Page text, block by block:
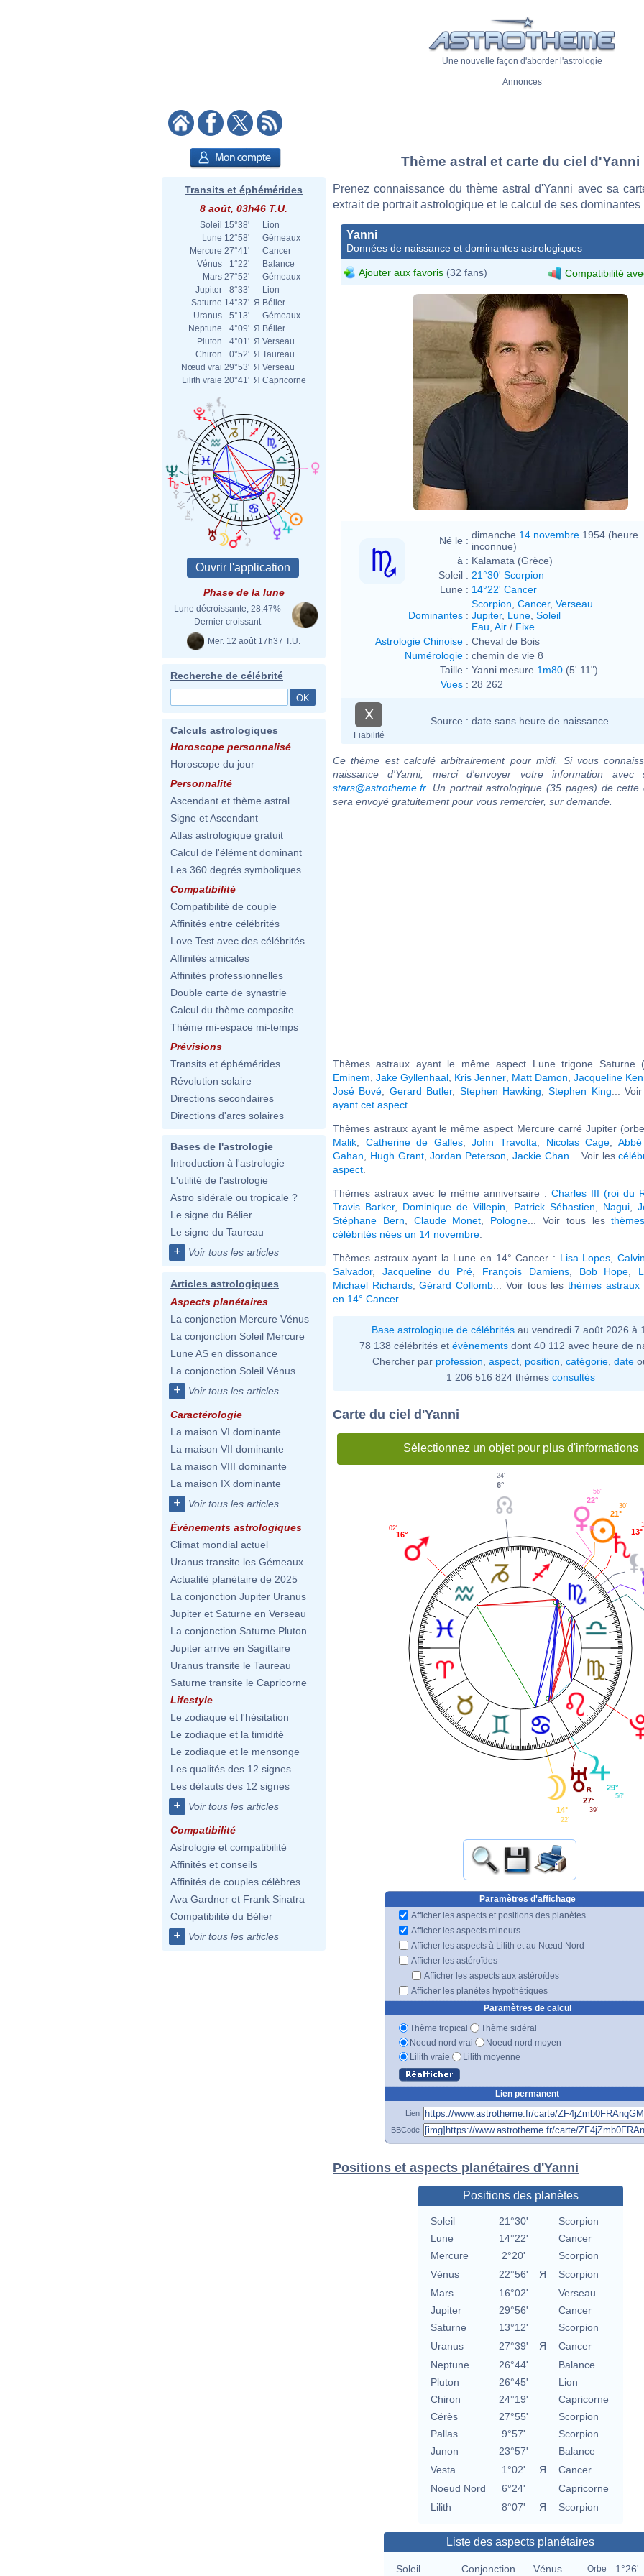
Une nouvelle façon d'aborder l'astrologie
Annonces
Transits et éphémérides
8 août, 03h46 T.U.
Soleil 15°38'
Lion
Lune 12°58'
Gémeaux
Mercure 27°41'
Cancer
Vénus
1°22'
Balance
Mars 27°52'
Gémeaux
Jupiter
8°33'
Lion
Saturne 14°37' Я Bélier
Uranus
5°13'
Gémeaux
Neptune
4°09' Я Bélier
Pluton
4°01' Я Verseau
Chiron
0°52' Я Taureau
Nœud vrai 29°53' Я Verseau
Lilith vraie 20°41' Я Capricorne
Phase de la lune
Lune décroissante, 28.47%
Dernier croissant
Mer. 12 août 17h37 T.U.
Recherche de célébrité
Calculs astrologiques
Horoscope personnalisé
Horoscope du jour
Personnalité
Ascendant et thème astral
Signe et Ascendant
Atlas astrologique gratuit
Calcul de l'élément dominant
Les 360 degrés symboliques
Compatibilité
Compatibilité de couple
Affinités entre célébrités
Love Test avec des célébrités
Affinités amicales
Affinités professionnelles
Double carte de synastrie
Calcul du thème composite
Thème mi-espace mi-temps
Prévisions
Transits et éphémérides
Révolution solaire
Directions secondaires
Directions d'arcs solaires
Bases de l'astrologie
Introduction à l'astrologie
L'utilité de l'astrologie
Astro sidérale ou tropicale ?
Le signe du Bélier
Le signe du Taureau
+ Voir tous les articles
Articles astrologiques
Aspects planétaires
La conjonction Mercure Vénus
La conjonction Soleil Mercure
Lune AS en dissonance
La conjonction Soleil Vénus
+ Voir tous les articles
Caractérologie
La maison VI dominante
La maison VII dominante
La maison VIII dominante
La maison IX dominante
+ Voir tous les articles
Évènements astrologiques
Climat mondial actuel
Uranus transite les Gémeaux
Actualité planétaire de 2025
La conjonction Jupiter Uranus
Jupiter et Saturne en Verseau
La conjonction Saturne Pluton
Jupiter arrive en Sagittaire
Uranus transite le Taureau
Saturne transite le Capricorne
Lifestyle
Le zodiaque et l'hésitation
Le zodiaque et la timidité
Le zodiaque et le mensonge
Les qualités des 12 signes
Les défauts des 12 signes
+ Voir tous les articles
Compatibilité
Astrologie et compatibilité
Affinités et conseils
Affinités de couples célèbres
Ava Gardner et Frank Sinatra
Compatibilité du Bélier
+ Voir tous les articles
Thème astral et carte du ciel d'Yanni
Prenez connaissance du thème astral d'Yanni avec sa
extrait de portrait astrologique et le calcul de ses dominantes
Yanni
Données de naissance et dominantes astrologiques
Ajouter aux favoris (32 fans) Compatibilité
Né le : dimanche 14 novembre 1954 (heure
inconnue)
à : Kalamata (Grèce)
Soleil : 21°30' Scorpion
Lune : 14°22' Cancer
Dominantes :
Scorpion Cancer, Verseau
Jupiter, Lune Soleil
Eau Air / Fixe
Astrologie Chinoise : Cheval de Bois
Numérologie : chemin de vie 8
Taille : Yanni mesure 1m80 (5' 11")
Vues : 28 262
X
Fiabilité
Source : date sans heure de naissance
Ce thème est calculé arbitrairement pour midi. Si vous
naissance d'Yanni, merci d'envoyer votre information
stars@astrotheme.fr. Un portrait astrologique (35 pages) de cette
sera envoyé gratuitement pour vous remercier, sur demande.
Thèmes astraux ayant le même aspect Lune trigone Saturne
Eminem ,Jake Gyllenhaal Kris Jenner, Matt Damon Jacqueline
José Bové
Gerard Butler, Stephen Hawking ,Stephen King ...
ayant cet aspect
Thèmes astraux ayant le même aspect Mercure carré Jupiter
Malik
Catherine de Galles,John Travolta Nicolas Cage
Gahan
Hugh Grant,Jordan Peterson ,Jackie Chan ... Voir les
aspect
Thèmes astraux avec le même anniversaire : Charles III (roi du
Travis Barker, Dominique de Villepin Patrick Sébastien Nagui,
Stéphane Bern
Claude Monet Pologne ... Voir tous les
célébrités nées un 14 novembre
Thèmes astraux ayant la Lune en 14° Cancer : Lisa Lopes
Salvador, Jacqueline du Pré François Damiens, Bob Hope
Michael Richards,Gérard Collomb ... Voir tous lesthèmes
en 14° Cancer.
Base astrologique de célébrités au vendredi 7 août 2026 à
78 138 célébrités et évènementsdont 40 112 avec heure de
Chercher par profession aspect position catégorie date
1 206 516 824 thèmes consultés
Carte du ciel d'Yanni
Sélectionnez un objet pour plus d'informations
13°
21°
30'
22°
56'
6°
24'
16°
02'
14°
22'
27°
39'
29°
56'
Paramètres d'affichage
Afficher les aspects et positions des planètes
Afficher les aspects mineurs
Afficher les aspects à Lilith et au Nœud Nord
Afficher les astéroïdes
Afficher les aspects aux astéroïdes
Afficher les planètes hypothétiques
Paramètres de calcul
Thème tropical
Thème sidéral
Noeud nord vrai
Noeud nord moyen
Lilith vraie
Lilith moyenne
Lien permanent
Lien
BBCode
Positions et aspects planétaires d'Yanni
Positions des planètes
Soleil 21°30'
Scorpion
Lune
14°22'
Cancer
Mercure
2°20'
Scorpion
Vénus
22°56' Я
Scorpion
Mars
16°02'
Verseau
Jupiter
29°56'
Cancer
Saturne
13°12'
Scorpion
Uranus
27°39' Я
Cancer
Neptune
26°44'
Balance
Pluton
26°45'
Lion
Chiron
24°19'
Capricorne
Cérès
27°55'
Scorpion
Pallas
9°57'
Scorpion
Junon
23°57'
Balance
Vesta
1°02' Я
Cancer
Noeud Nord
6°24'
Capricorne
Lilith
8°07' Я Scorpion
Liste des aspects planétaires
Soleil Conjonction Vénus Orbe 1°26'